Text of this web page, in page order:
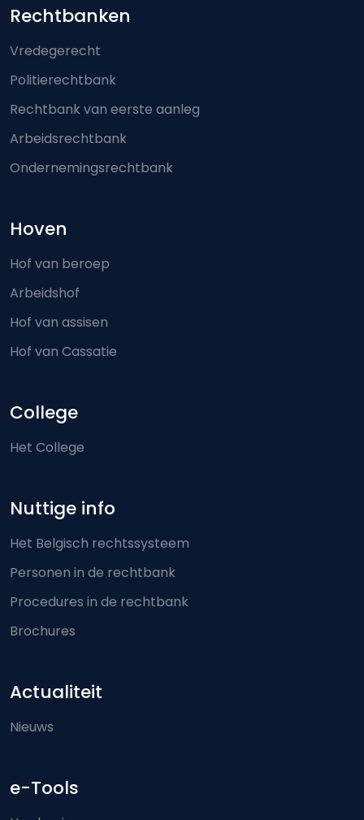
Footer-menu
Rechtbanken
Vredegerecht
Politierechtbank
Rechtbank van eerste aanleg
Arbeidsrechtbank
Ondernemingsrechtbank
Hoven
Hof van beroep
Arbeidshof
Hof van assisen
Hof van Cassatie
College
Het College
Nuttige info
Het Belgisch rechtssysteem
Personen in de rechtbank
Procedures in de rechtbank
Brochures
Actualiteit
Nieuws
e-Tools